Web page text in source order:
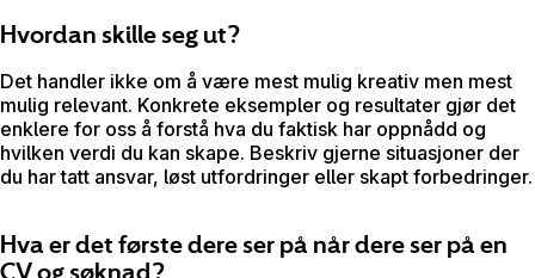
Hvordan skille seg ut?
Det handler ikke om å være mest mulig kreativ men mest
mulig relevant. Konkrete eksempler og resultater gjør det
enklere for oss å forstå hva du faktisk har oppnådd og
hvilken verdi du kan skape. Beskriv gjerne situasjoner der
du har tatt ansvar, løst utfordringer eller skapt forbedringer.
Hva er det første dere ser på når dere ser på en
CV og søknad?